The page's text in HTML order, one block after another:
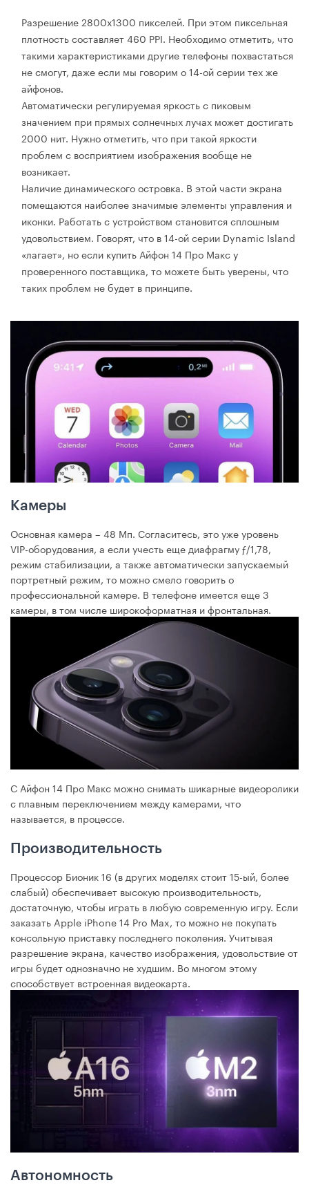
Разрешение 2800х1300 пикселей. При этом пиксельная
плотность составляет 460 PPI. Необходимо отметить, что
такими характеристиками другие телефоны похвастаться
не смогут, даже если мы говорим о 14-ой серии тех же
айфонов.
Автоматически регулируемая яркость с пиковым
значением при прямых солнечных лучах может достигать
2000 нит. Нужно отметить, что при такой яркости
проблем с восприятием изображения вообще не
возникает.
Наличие динамического островка. В этой части экрана
помещаются наиболее значимые элементы управления и
иконки. Работать с устройством становится сплошным
удовольствием. Говорят, что в 14-ой серии Dynamic Island
«лагает», но если купить Айфон 14 Про Макс у
проверенного поставщика, то можете быть уверены, что
таких проблем не будет в принципе.
Камеры
Основная камера – 48 Мп. Согласитесь, это уже уровень
VIP-оборудования, а если учесть еще диафрагму ƒ/1,78,
режим стабилизации, а также автоматически запускаемый
портретный режим, то можно смело говорить о
профессиональной камере. В телефоне имеется еще 3
камеры, в том числе широкоформатная и фронтальная.
С Айфон 14 Про Макс можно снимать шикарные видеоролики
с плавным переключением между камерами, что
называется, в процессе.
Производительность
Процессор Бионик 16 (в других моделях стоит 15-ый, более
слабый) обеспечивает высокую производительность,
достаточную, чтобы играть в любую современную игру. Если
заказать Apple iPhone 14 Pro Max, то можно не покупать
консольную приставку последнего поколения. Учитывая
разрешение экрана, качество изображения, удовольствие от
игры будет однозначно не худшим. Во многом этому
способствует встроенная видеокарта.
Автономность